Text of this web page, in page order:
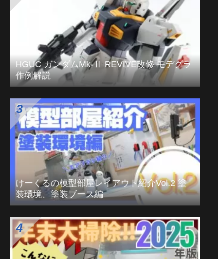
HGUC ガンダムMk-Ⅱ REVIVE改修 モデグラ
作例解説
けーくるの模型部屋レイアウト紹介Vol.2 塗
装環境、塗装ブース編